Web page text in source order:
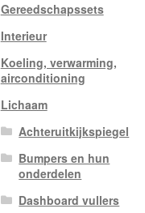
Gereedschapssets
Interieur
Koeling, verwarming,
airconditioning
Lichaam
Achteruitkijkspiegel
Bumpers en hun
onderdelen
Dashboard vullers